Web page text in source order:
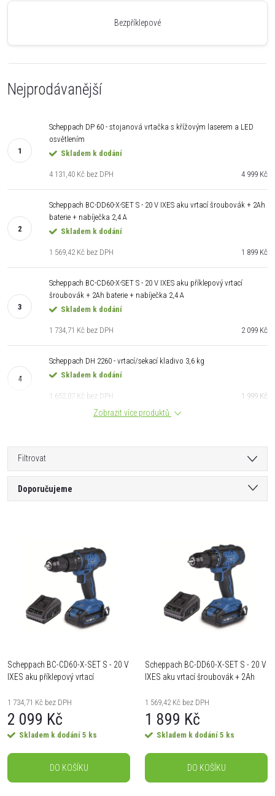
Bezpříklepové
Nejprodávanější
Scheppach DP 60 - stojanová vrtačka s křížovým laserem a LED
osvětlením
Skladem k dodání
4 999 Kč
4 131,40 Kč bez DPH
Scheppach BC-DD60-X-SET S - 20 V IXES aku vrtací šroubovák + 2Ah
baterie + nabíječka 2,4 A
Skladem k dodání
1 899 Kč
1 569,42 Kč bez DPH
Scheppach BC-CD60-X-SET S - 20 V IXES aku příklepový vrtací
šroubovák + 2Ah baterie + nabíječka 2,4 A
Skladem k dodání
2 099 Kč
1 734,71 Kč bez DPH
Scheppach DH 2260 - vrtací/sekací kladivo 3,6 kg
Skladem k dodání
1 999 Kč
1 652,07 Kč bez DPH
Zobrazit více produktů
Filtrovat
Ř
p
r
o
d
Doporučujeme
Nejprodávanější
s
p
r
o
d
Scheppach BC-CD60-X-SET S - 20 V
IXES aku příklepový vrtací
2,4 A
1 734,71 Kč bez DPH
2 099 Kč
Skladem k dodání 5 ks
DO KOŠÍKU
Scheppach BC-DD60-X-SET S - 20 V
IXES aku vrtací šroubovák + 2Ah
1 569,42 Kč bez DPH
1 899 Kč
Skladem k dodání 5 ks
DO KOŠÍKU